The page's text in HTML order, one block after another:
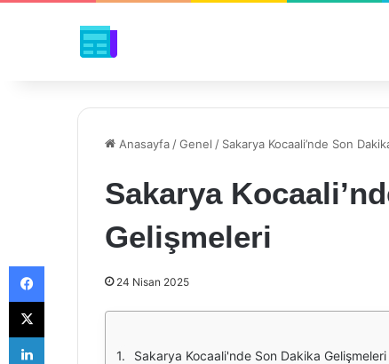
Anasayfa /Genel / Sakarya Kocaali’nde Son
Sakarya
Gelişmeleri
24 Nisan 2025
Sakarya Kocaali'nde Son Dakika Gelişmeleri
Facebook
X
LinkedIn